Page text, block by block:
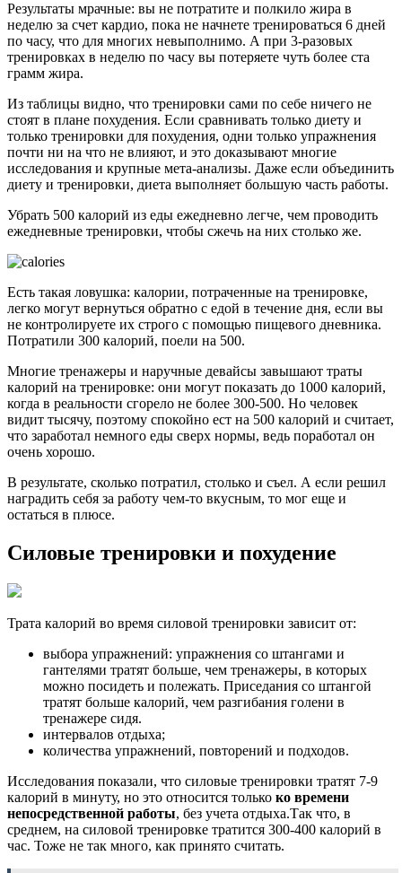
Результаты мрачные: вы не потратите и полкило жира в
неделю за счет кардио, пока не начнете тренироваться 6 дней
по часу, что для многих невыполнимо. А при 3-разовых
тренировках в неделю по часу вы потеряете чуть более ста
грамм жира.
Из таблицы видно, что тренировки сами по себе ничего не
стоят в плане похудения. Если сравнивать только диету и
только тренировки для похудения, одни только упражнения
почти ни на что не влияют, и это доказывают многие
исследования и крупные мета-анализы. Даже если объединить
диету и тренировки, диета выполняет большую часть работы.
Убрать 500 калорий из еды ежедневно легче, чем проводить
ежедневные тренировки, чтобы сжечь на них столько же.
Есть такая ловушка: калории, потраченные на тренировке,
легко могут вернуться обратно с едой в течение дня, если вы
не контролируете их строго с помощью пищевого дневника.
Потратили 300 калорий, поели на 500.
Многие тренажеры и наручные девайсы завышают траты
калорий на тренировке: они могут показать до 1000 калорий,
когда в реальности сгорело не более 300-500. Но человек
видит тысячу, поэтому спокойно ест на 500 калорий и считает,
что заработал немного еды сверх нормы, ведь поработал он
очень хорошо.
В результате, сколько потратил, столько и съел. А если решил
наградить себя за работу чем-то вкусным, то мог еще и
остаться в плюсе.
Силовые тренировки и похудение
Трата калорий во время силовой тренировки зависит от:
выбора упражнений: упражнения со штангами и
гантелями тратят больше, чем тренажеры, в которых
можно посидеть и полежать. Приседания со штангой
тратят больше калорий, чем разгибания голени в
тренажере сидя.
интервалов отдыха;
количества упражнений, повторений и подходов.
Исследования показали, что силовые тренировки тратят 7-9
калорий в минуту, но это относится только ко времени
непосредственной работы, без учета отдыха.Так что, в
среднем, на силовой тренировке тратится 300-400 калорий в
час. Тоже не так много, как принято считать.